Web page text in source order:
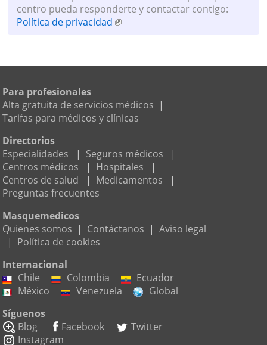
centro pueda responderte y contactar contigo:
Política de privacidad
Para profesionales
Alta gratuita de servicios médicos |
Tarifas para médicos y clínicas
Directorios
Especialidades
| Seguros médicos
|
Centros médicos
| Hospitales
|
Centros de salud
| Medicamentos
|
Preguntas frecuentes
Masquemedicos
Quienes somos | Contáctanos | Aviso legal
| Política de cookies
Internacional
Chile
Colombia
Ecuador
México
Venezuela
Global
Síguenos
Blog
Facebook
Twitter
Instagram